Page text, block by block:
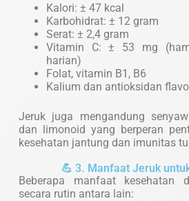
Kalori: ± 47 kcal
Karbohidrat: ± 12 gram
Serat: ± 2,4 gram
Vitamin C: ± 53 mg
harian)
Folat, vitamin B1, B6
Kalium dan antioksidan
Jeruk juga mengandung
dan limonoid yang berperan
kesehatan jantung dan imunitas
💪 3. Manfaat Jeruk
Beberapa manfaat kesehatan
secara rutin antara lain: